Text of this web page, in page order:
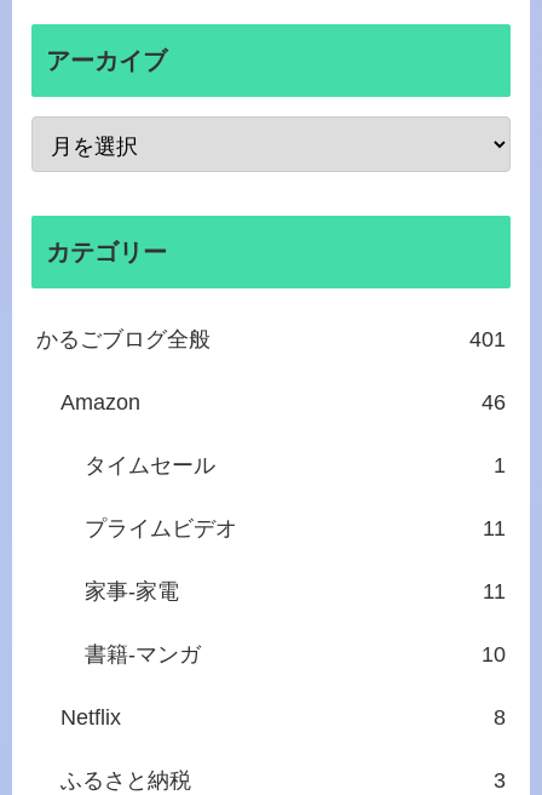
アーカイブ
カテゴリー
かるごブログ全般 401
Amazon 46
タイムセール 1
プライムビデオ 11
家事‐家電 11
書籍‐マンガ 10
Netflix 8
ふるさと納税 3